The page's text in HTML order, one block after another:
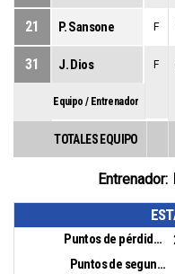
21 P. Sansone F
31 J. Dios F
Equipo / Entrenador
TOTALES EQUIPO
Entrenador:
Puntos de pérdidas:
Puntos de segunda oportunidad: